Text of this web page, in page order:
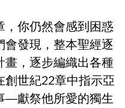
你仍然會感到困惑
發現，整本聖經逐
，逐步編織出各種
世紀22章中指示亞
—獻祭他所愛的獨生